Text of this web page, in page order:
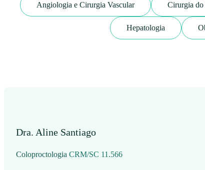
Angiologia e Cirurgia Vascular Cirurgia
Hepatologia
Dra. Aline Santiago
Coloproctologia CRM/SC 11.566